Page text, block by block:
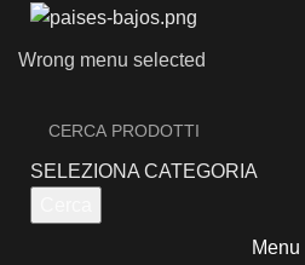
Wrong menu selected
SELEZIONA CATEGORIA
Menu